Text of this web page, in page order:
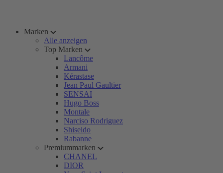
Marken
Alle anzeigen
Top Marken
Lancôme
Armani
Kérastase
Jean Paul Gaultier
SENSAI
Hugo Boss
Montale
Narciso Rodriguez
Shiseido
Rabanne
Premiummarken
CHANEL
DIOR